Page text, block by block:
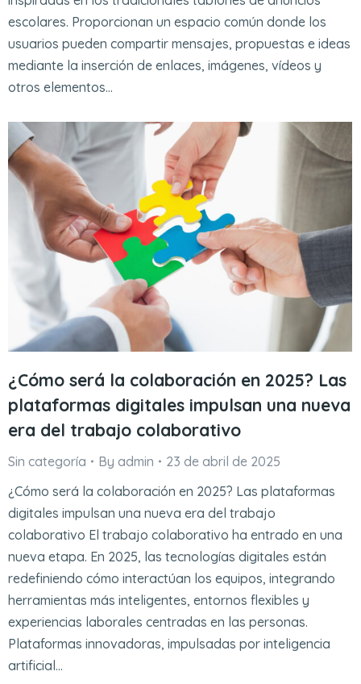
escolares. Proporcionan un espacio común donde los
usuarios pueden compartir mensajes, propuestas e ideas
mediante la inserción de enlaces, imágenes, vídeos y
otros elementos…
¿Cómo será la colaboración en 2025? Las
plataformas digitales impulsan una nueva
era del trabajo colaborativo
Sin categoría By admin
23 de abril de 2025
¿Cómo será la colaboración en 2025? Las plataformas
digitales impulsan una nueva era del trabajo
colaborativo El trabajo colaborativo ha entrado en una
nueva etapa. En 2025, las tecnologías digitales están
redefiniendo cómo interactúan los equipos, integrando
herramientas más inteligentes, entornos flexibles y
experiencias laborales centradas en las personas.
Plataformas innovadoras, impulsadas por inteligencia
artificial…